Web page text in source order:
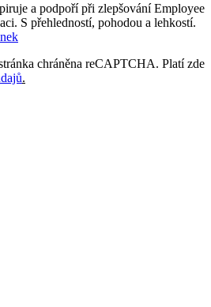
a podpoří při zlepšování Employee
S přehledností, pohodou a lehkostí.
chráněna reCAPTCHA. Platí zde
.